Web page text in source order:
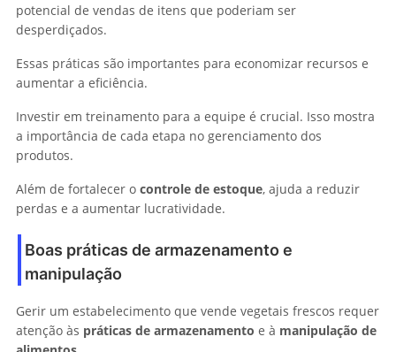
potencial de vendas de itens que poderiam ser
desperdiçados.
Essas práticas são importantes para economizar recursos e
aumentar a eficiência.
Investir em treinamento para a equipe é crucial. Isso mostra
a importância de cada etapa no gerenciamento dos
produtos.
Além de fortalecer o controle de estoque, ajuda a reduzir
perdas e a aumentar lucratividade.
Boas práticas de armazenamento e
manipulação
Gerir um estabelecimento que vende vegetais frescos requer
atenção às práticas de armazenamento e à manipulação de